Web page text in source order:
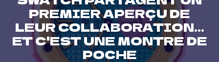
PREMIER APERÇU DE
LEUR COLLABORATION…
ET C'EST UNE MONTRE DE
POCHE